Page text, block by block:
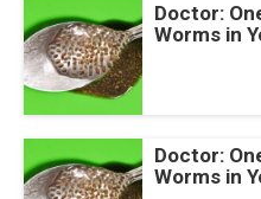
Doctor:
Worms in
Doctor:
Worms in